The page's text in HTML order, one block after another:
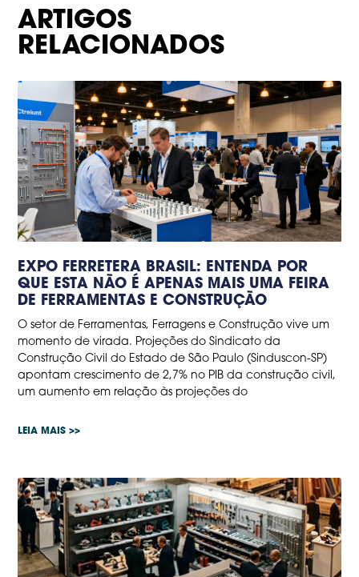
ARTIGOS
RELACIONADOS
EXPO FERRETERA BRASIL: ENTENDA POR
QUE ESTA NÃO É APENAS MAIS UMA FEIRA
DE FERRAMENTAS E CONSTRUÇÃO
O setor de Ferramentas, Ferragens e Construção vive um
momento de virada. Projeções do Sindicato da
Construção Civil do Estado de São Paulo (Sinduscon-SP)
apontam crescimento de 2,7% no PIB da construção civil,
um aumento em relação às projeções do
LEIA MAIS >>